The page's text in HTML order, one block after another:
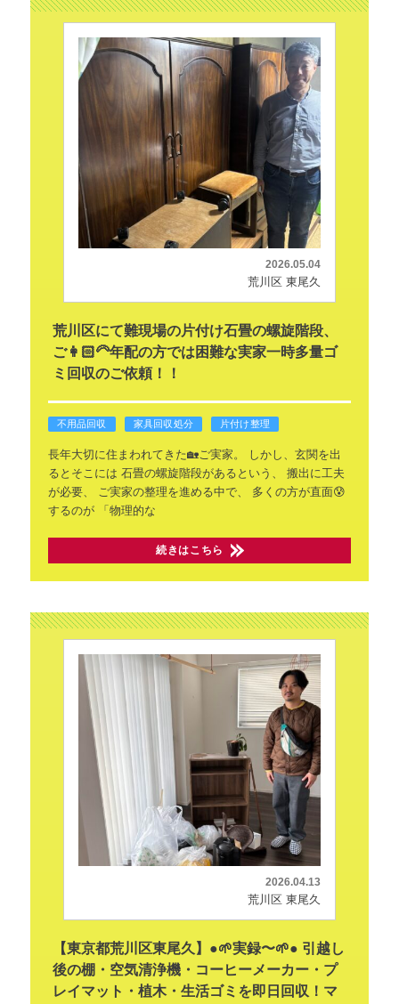
2026.05.04
荒川区 東尾久
荒川区にて難現場の片付け石畳の螺旋階段、
ご👩🏻‍🦳年配の方では困難な実家一時多量ゴ
ミ回収のご依頼！！
不用品回収 家具回収処分 片付け整理
長年大切に住まわれてきた🏡ご実家。
しかし、玄関を出
るとそこには 石畳の螺旋階段があるという、
搬出に工夫
が必要、
ご実家の整理を進める中で、
多くの方が直面😰
するのが「物理的な
続きはこちら
2026.04.13
荒川区 東尾久
【東京都荒川区東尾久】●🌱実録〜🌱● 引越し
後の棚・空気清浄機・コーヒーメーカー・プ
レイマット・植木・生活ゴミを即日回収！マ